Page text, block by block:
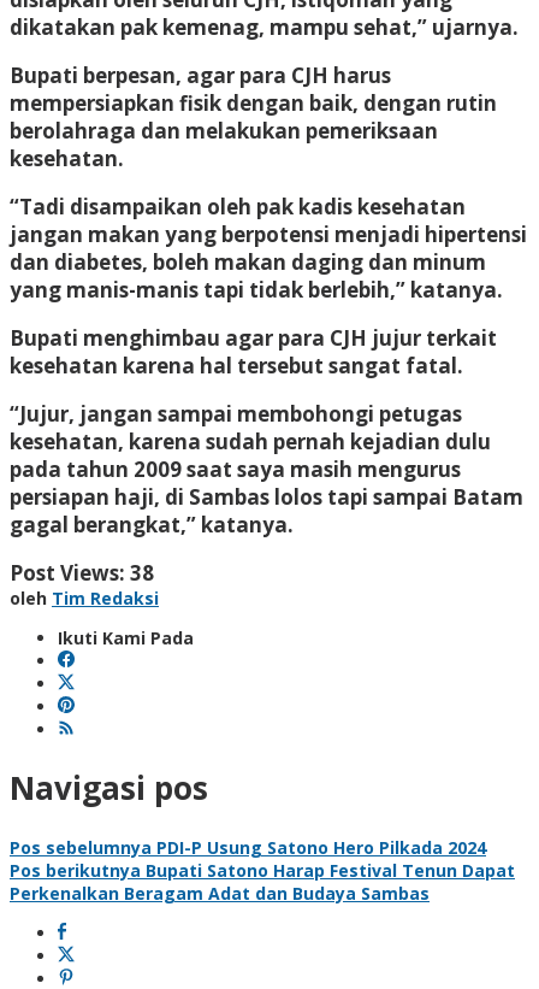
dikatakan pak kemenag, mampu sehat,” ujarnya.
Bupati berpesan, agar para CJH harus
mempersiapkan fisik dengan baik, dengan rutin
berolahraga dan melakukan pemeriksaan
kesehatan.
“Tadi disampaikan oleh pak kadis kesehatan
jangan makan yang berpotensi menjadi hipertensi
dan diabetes, boleh makan daging dan minum
yang manis-manis tapi tidak berlebih,” katanya.
Bupati menghimbau agar para CJH jujur terkait
kesehatan karena hal tersebut sangat fatal.
“Jujur, jangan sampai membohongi petugas
kesehatan, karena sudah pernah kejadian dulu
pada tahun 2009 saat saya masih mengurus
persiapan haji, di Sambas lolos tapi sampai Batam
gagal berangkat,” katanya.
Post Views: 38
oleh Tim Redaksi
Ikuti Kami Pada
Navigasi pos
Pos sebelumnya PDI-P Usung Satono Hero Pilkada 2024
Pos berikutnya Bupati Satono Harap Festival Tenun Dapat
Perkenalkan Beragam Adat dan Budaya Sambas